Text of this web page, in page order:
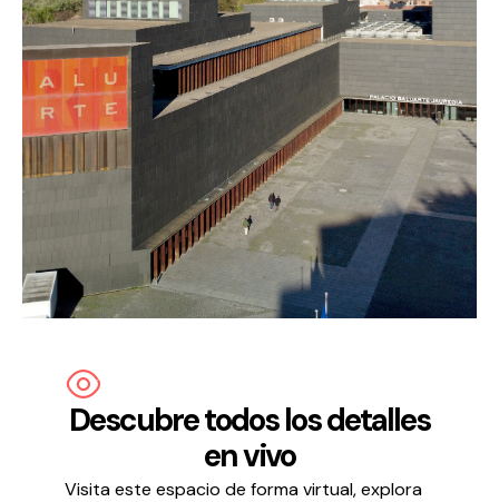
Política de privacidad y Aviso Legal Cookies
Accesibilidad
web
Descubre todos los detalles
en vivo
Visita este espacio de forma virtual, explora